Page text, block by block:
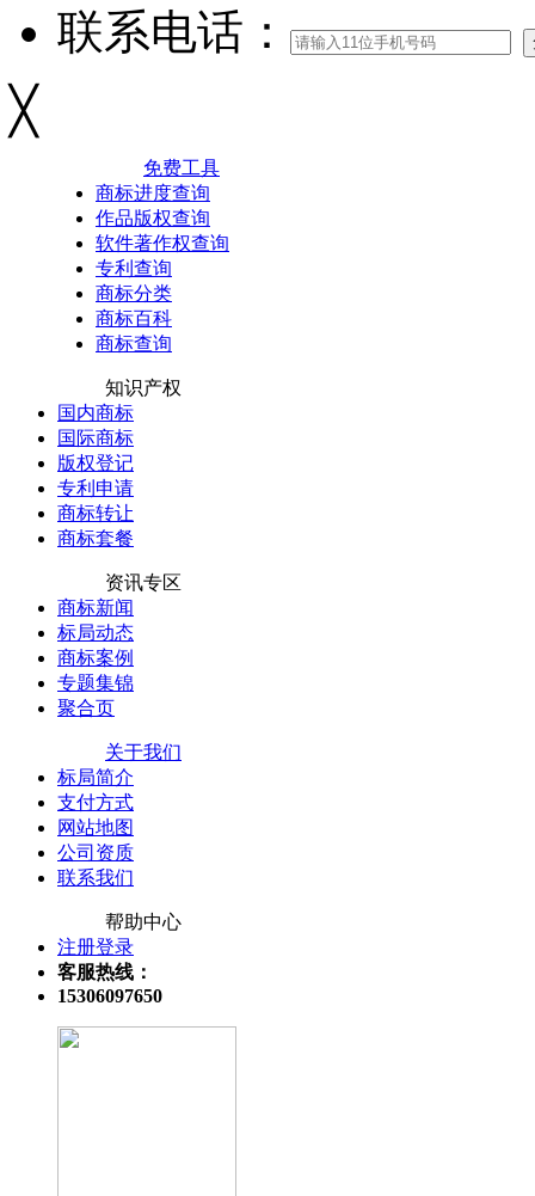
联系电话：
╳
免费工具
商标进度查询
作品版权查询
软件著作权查询
专利查询
商标分类
商标百科
商标查询
知识产权
国内商标
国际商标
版权登记
专利申请
商标转让
商标套餐
资讯专区
商标新闻
标局动态
商标案例
专题集锦
聚合页
关于我们
标局简介
支付方式
网站地图
公司资质
联系我们
帮助中心
注册登录
客服热线：
15306097650